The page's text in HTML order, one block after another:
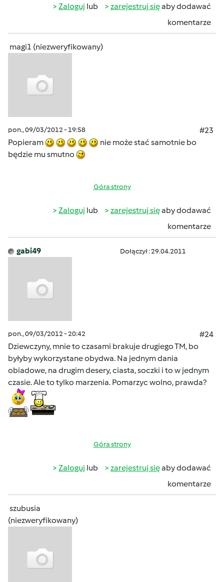
Zaloguj lub zarejestruj sięaby dodawać
komentarze
magi1 (niezweryfikowany)
pon., 09/03/2012 - 19:58
#23
Popieram
nie może stać samotnie bo
będzie mu smutno
Góra strony
Zaloguj lub zarejestruj sięaby dodawać
komentarze
gabi49 Dołączył : 29.04.2011
pon., 09/03/2012 - 20:42
#24
Dziewczyny, mnie to czasami brakuje drugiego TM, bo
byłyby wykorzystane obydwa. Na jednym dania
obiadowe, na drugim desery, ciasta, soczki i to w jednym
czasie. Ale to tylko marzenia. Pomarzyc wolno, prawda?
Góra strony
Zaloguj lub zarejestruj sięaby dodawać
komentarze
szubusia
(niezweryfikowany)